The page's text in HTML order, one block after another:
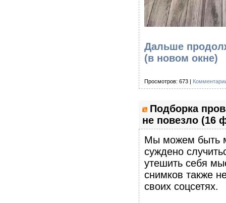
Дальше
(в новом окне)
Просмотров: 673 |
Подборка
не повезло (16
Мы можем быть
суждено
утешить себя
снимков также
своих соцсетях.